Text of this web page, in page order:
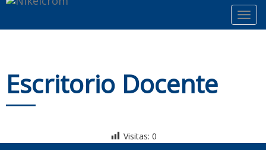
Escritorio Docente
Visitas: 0